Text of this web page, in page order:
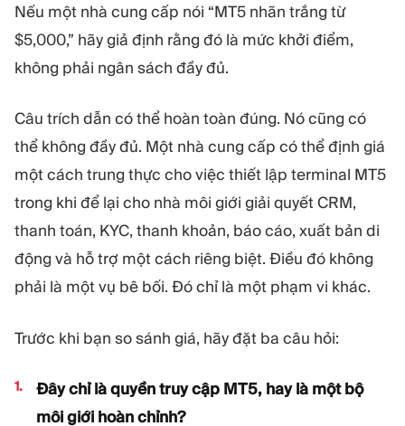
Nếu một nhà cung cấp nói “MT5 nhãn trắng từ
$5,000,” hãy giả định rằng đó là mức khởi điểm,
không phải ngân sách đầy đủ.
Câu trích dẫn có thể hoàn toàn đúng. Nó cũng có
thể không đầy đủ. Một nhà cung cấp có thể định giá
một cách trung thực cho việc thiết lập terminal MT5
trong khi để lại cho nhà môi giới giải quyết CRM,
thanh toán, KYC, thanh khoản, báo cáo, xuất bản di
động và hỗ trợ một cách riêng biệt. Điều đó không
phải là một vụ bê bối. Đó chỉ là một phạm vi khác.
Trước khi bạn so sánh giá, hãy đặt ba câu hỏi:
Đây chỉ là quyền truy cập MT5, hay là một bộ
môi giới hoàn chỉnh?